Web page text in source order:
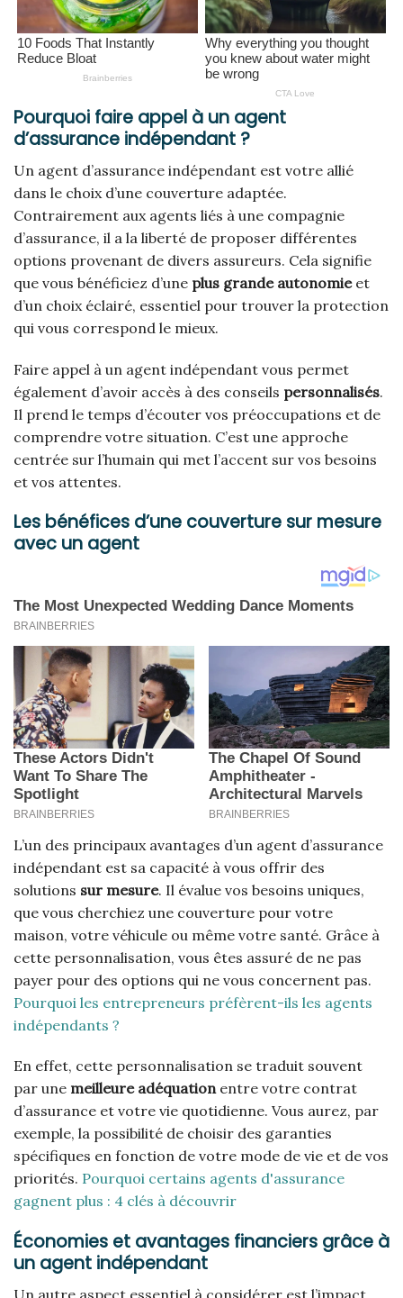
Pourquoi faire appel à un agent
d’assurance indépendant ?
Un agent d’assurance indépendant est votre allié
dans le choix d’une couverture adaptée.
Contrairement aux agents liés à une compagnie
d’assurance, il a la liberté de proposer différentes
options provenant de divers assureurs. Cela signifie
que vous bénéficiez d’une plus grande autonomieet
d’un choix éclairé, essentiel pour trouver la protection
qui vous correspond le mieux.
Faire appel à un agent indépendant vous permet
également d’avoir accès à des conseils personnalisés.
Il prend le temps d’écouter vos préoccupations et de
comprendre votre situation. C’est une approche
centrée sur l’humain qui met l’accent sur vos besoins
et vos attentes.
Les bénéfices d’une couverture sur mesure
avec un agent
L’un des principaux avantages d’un agent d’assurance
indépendant est sa capacité à vous offrir des
solutions sur mesure. Il évalue vos besoins uniques,
que vous cherchiez une couverture pour votre
maison, votre véhicule ou même votre santé. Grâce à
cette personnalisation, vous êtes assuré de ne pas
payer pour des options qui ne vous concernent pas.
Pourquoi les entrepreneurs préfèrent-ils les agents
indépendants ?
En effet, cette personnalisation se traduit souvent
par une meilleure adéquationentre votre contrat
d’assurance et votre vie quotidienne. Vous aurez, par
exemple, la possibilité de choisir des garanties
spécifiques en fonction de votre mode de vie et de vos
priorités. Pourquoi certains agents d'assurance
gagnent plus : 4 clés à découvrir
Économies et avantages financiers grâce à
un agent indépendant
Un autre aspect essentiel à considérer est l’impact